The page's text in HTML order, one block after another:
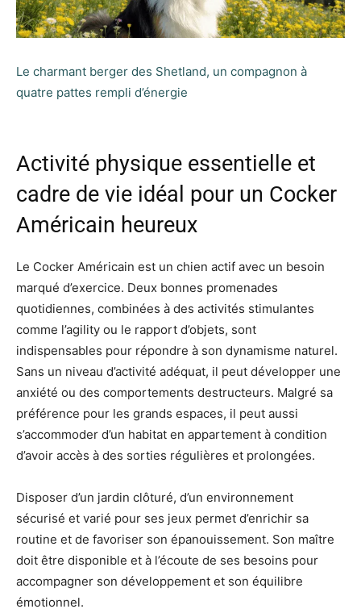
Le charmant berger des Shetland, un compagnon à
quatre pattes rempli d’énergie
Activité physique essentielle et
cadre de vie idéal pour un Cocker
Américain heureux
Le Cocker Américain est un chien actif avec un besoin
marqué d’exercice. Deux bonnes promenades
quotidiennes, combinées à des activités stimulantes
comme l’agility ou le rapport d’objets, sont
indispensables pour répondre à son dynamisme naturel.
Sans un niveau d’activité adéquat, il peut développer une
anxiété ou des comportements destructeurs. Malgré sa
préférence pour les grands espaces, il peut aussi
s’accommoder d’un habitat en appartement à condition
d’avoir accès à des sorties régulières et prolongées.
Disposer d’un jardin clôturé, d’un environnement
sécurisé et varié pour ses jeux permet d’enrichir sa
routine et de favoriser son épanouissement. Son maître
doit être disponible et à l’écoute de ses besoins pour
accompagner son développement et son équilibre
émotionnel.